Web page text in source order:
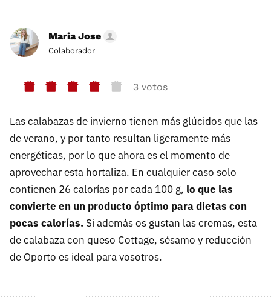
Maria Jose
Colaborador
3 votos
Las calabazas de invierno tienen más glúcidos que las
de verano, y por tanto resultan ligeramente más
energéticas, por lo que ahora es el momento de
aprovechar esta hortaliza. En cualquier caso solo
contienen 26 calorías por cada 100 g, lo que las
convierte en un producto óptimo para dietas con
pocas calorías. Si además os gustan las cremas, esta
de calabaza con queso Cottage, sésamo y reducción
de Oporto es ideal para vosotros.